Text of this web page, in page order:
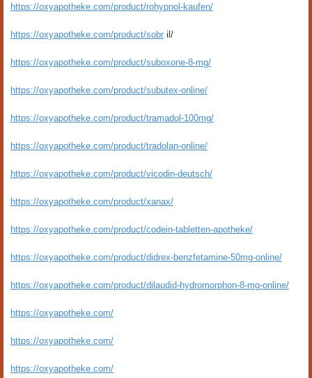
https://oxyapotheke.com/product/rohypnol-kaufen/
https://oxyapotheke.com/product/sobr il/
https://oxyapotheke.com/product/suboxone-8-mg/
https://oxyapotheke.com/product/subutex-online/
https://oxyapotheke.com/product/tramadol-100mg/
https://oxyapotheke.com/product/tradolan-online/
https://oxyapotheke.com/product/vicodin-deutsch/
https://oxyapotheke.com/product/xanax/
https://oxyapotheke.com/product/codein-tabletten-apotheke/
https://oxyapotheke.com/product/didrex-benzfetamine-50mg-online/
https://oxyapotheke.com/product/dilaudid-hydromorphon-8-mg-online/
https://oxyapotheke.com/
https://oxyapotheke.com/
https://oxyapotheke.com/